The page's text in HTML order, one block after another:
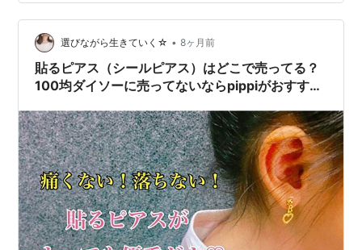
用を作るなら、このバランスを真似したい。 そう思わせ
てくれる、私の『黒』のアーカイブのひとつだ。
選びながら生きていく☆ • 8ヶ月前
貼るピアス（シールピアス）はどこで売ってる？
100均ダイソーに売ってないならpippiがおすすめ